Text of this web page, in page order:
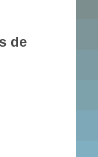
de